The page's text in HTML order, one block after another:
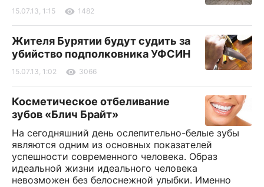
15.07.13, 1:15 1482
Жителя Бурятии будут судить за
убийство подполковника УФСИН
15.07.13, 1:02 3066
Косметическое отбеливание
зубов «Блич Брайт»
На сегодняшний день ослепительно-белые зубы
являются одним из основных показателей
успешности современного человека. Образ
идеальной жизни идеального человека
невозможен без белоснежной улыбки. Именно